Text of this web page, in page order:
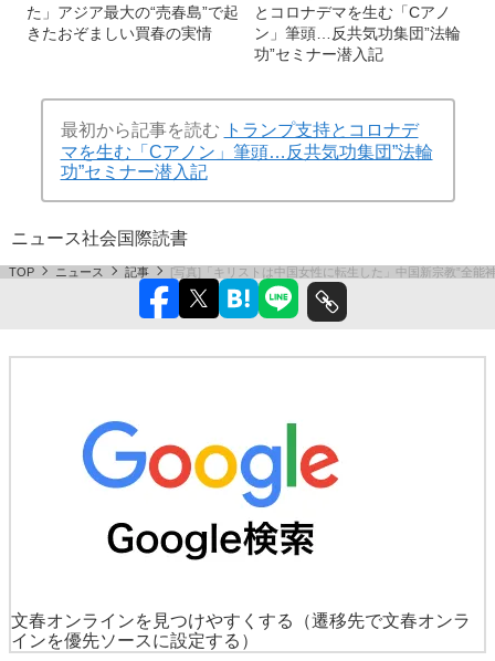
た」アジア最大の“売春島”で起
きたおぞましい買春の実情
とコロナデマを生む「Cアノ
ン」筆頭…反共気功集団”法輪
功”セミナー潜入記
最初から記事を読む
トランプ支持とコロナデ
マを生む「Cアノン」筆頭…反共気功集団”法輪
功”セミナー潜入記
ニュース社会国際読書
TOP ニュース 記事 [写真]「キリストは中国女性に転生した」中国新宗教”全
文春オンラインを見つけやすくする
（遷移先で文春オンラ
インを優先ソースに設定する）